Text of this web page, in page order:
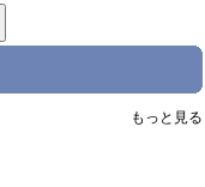
もっと見る